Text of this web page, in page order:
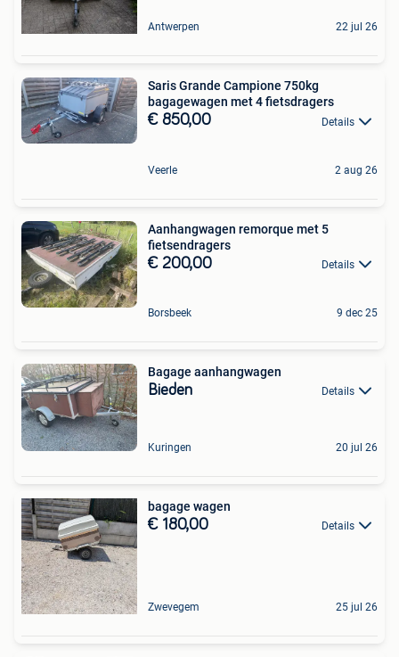
Antwerpen 22 jul 26
Saris Grande Campione 750kg
bagagewagen met 4 fietsdragers
€ 850,00 Details
Veerle 2 aug 26
Aanhangwagen remorque met 5
fietsendragers
€ 200,00 Details
Borsbeek 9 dec 25
Bagage aanhangwagen
Bieden Details
Kuringen 20 jul 26
bagage wagen
€ 180,00 Details
Zwevegem 25 jul 26